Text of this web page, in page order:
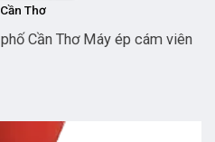
Thơ
Cần Thơ Máy ép cám viên